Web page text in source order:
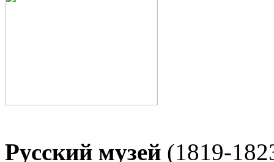
Русский музей (1819-